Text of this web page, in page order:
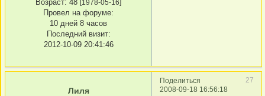
Возраст: 48 [1978-05-16]
Провел на форуме:
10 дней 8 часов
Последний визит:
2012-10-09 20:41:46
Поделиться
27
2008-09-18 16:56:18
Лиля